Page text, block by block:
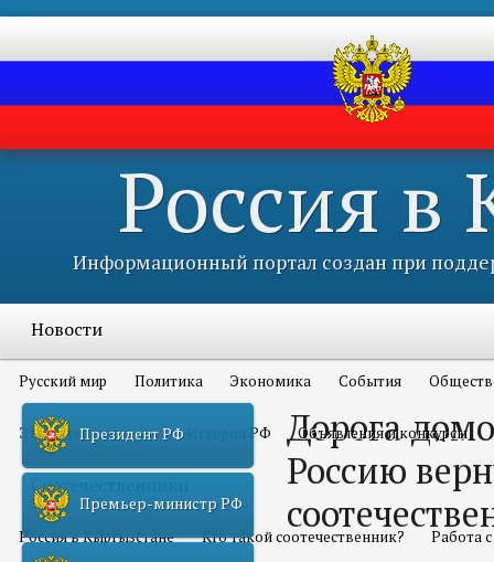
Россия в
Информационный портал создан при
Новости
Русский мир Политика Экономика События
Это интересно всем История РФ Объявления и конкурсы
Соотечественники
Россия в Кыргызстане Кто такой соотечественник? Работа
Президент РФ
Премьер-министр РФ
Дорога
Россию